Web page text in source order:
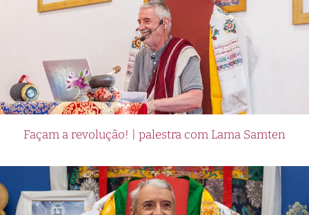
Façam a revolução! | palestra com Lama Samten